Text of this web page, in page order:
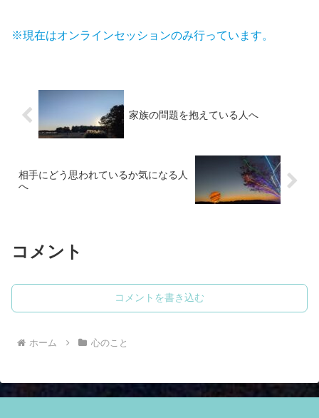
※現在はオンラインセッションのみ行っています。
家族の問題を抱えている人へ
相手にどう思われているか気になる人
へ
コメント
コメントを書き込む
ホーム 心のこと